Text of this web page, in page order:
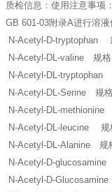
质检信息：使用注意事项
GB 601-03附录A进行溶
N-Acetyl-D-tryptophan
N-Acetyl-DL-valine 规
N-Acetyl-DL-tryptophan
N-Acetyl-DL-Serine 规
N-Acetyl-DL-methionine
N-Acetyl-DL-leucine 规
N-Acetyl-DL-Alanine 规
N-Acetyl-D-
N-Acetyl-D-